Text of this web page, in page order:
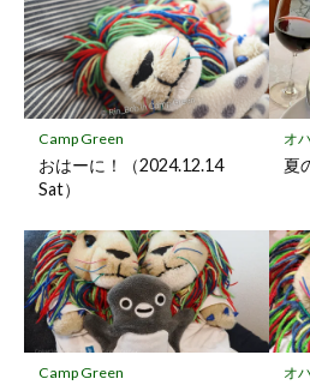
Camp Green
おはーに！（2024.12.14
Sat）
オ
夏
Camp Green オ